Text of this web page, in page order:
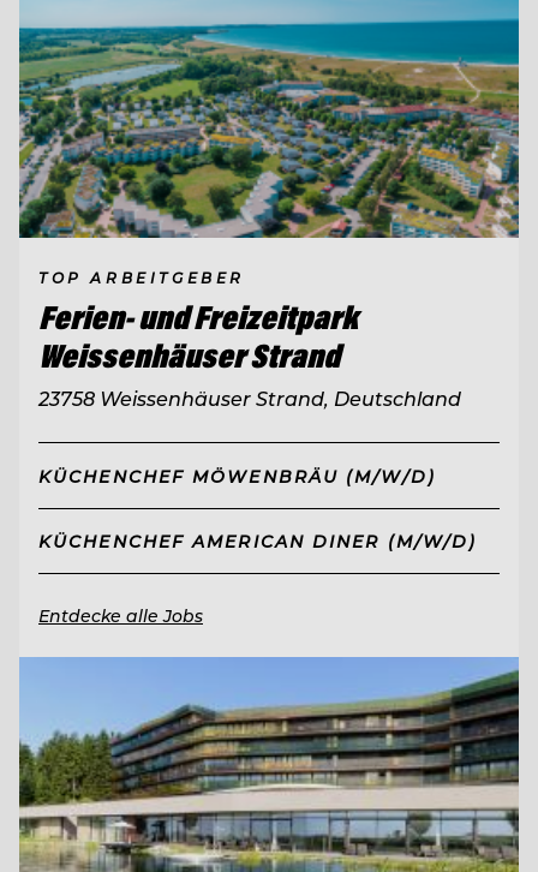
TOP ARBEITGEBER
Ferien- und Freizeitpark
Weissenhäuser Strand
23758 Weissenhäuser Strand, Deutschland
KÜCHENCHEF MÖWENBRÄU (M/W/D)
KÜCHENCHEF AMERICAN DINER (M/W/D)
Entdecke alle Jobs